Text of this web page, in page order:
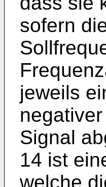
sofern
jeweils
Signal
14 ist
welche